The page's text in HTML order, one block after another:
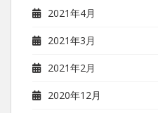
2021年4月
2021年3月
2021年2月
2020年12月